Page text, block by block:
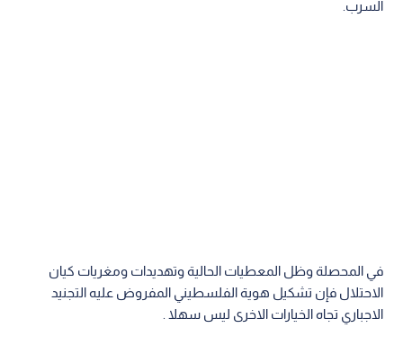
السرب.
في المحصلة وظل المعطيات الحالية وتهديدات ومغريات كيان
الاحتلال فإن تشكيل هوية الفلسطيني المفروض عليه التجنيد
الاجباري تجاه الخيارات الاخرى ليس سهلا .